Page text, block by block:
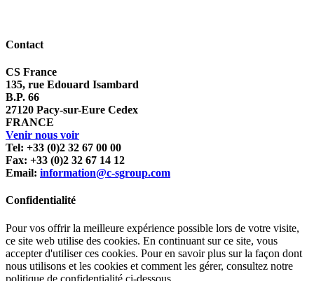
Contact
CS France
135, rue Edouard Isambard
B.P. 66
27120 Pacy-sur-Eure Cedex
FRANCE
Venir nous voir
Tel: +33 (0)2 32 67 00 00
Fax: +33 (0)2 32 67 14 12
Email: information@c-sgroup.com
Confidentialité
Pour vos offrir la meilleure expérience possible lors de votre visite,
ce site web utilise des cookies. En continuant sur ce site, vous
accepter d'utiliser ces cookies. Pour en savoir plus sur la façon dont
nous utilisons et les cookies et comment les gérer, consultez notre
politique de confidentialité ci-dessous.